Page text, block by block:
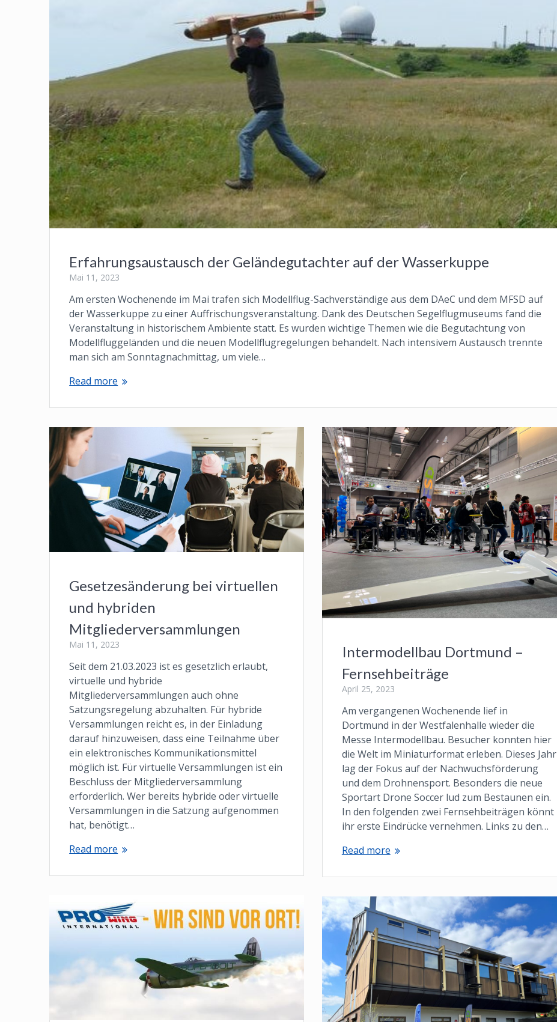
Erfahrungsaustausch der Geländegutachter auf der Wasserkuppe
Mai 11, 2023
Am ersten Wochenende im Mai trafen sich Modellflug-Sachverständige aus dem DAeC und dem MFSD auf
der Wasserkuppe zu einer Auffrischungsveranstaltung. Dank des Deutschen Segelflugmuseums fand die
Veranstaltung in historischem Ambiente statt. Es wurden wichtige Themen wie die Begutachtung von
Modellfluggeländen und die neuen Modellflugregelungen behandelt. Nach intensivem Austausch trennte
man sich am Sonntagnachmittag, um viele…
Read more
Gesetzesänderung bei virtuellen
und hybriden
Mitgliederversammlungen
Mai 11, 2023
Seit dem 21.03.2023 ist es gesetzlich erlaubt,
virtuelle und hybride
Mitgliederversammlungen auch ohne
Satzungsregelung abzuhalten. Für hybride
Versammlungen reicht es, in der Einladung
darauf hinzuweisen, dass eine Teilnahme über
ein elektronisches Kommunikationsmittel
möglich ist. Für virtuelle Versammlungen ist ein
Beschluss der Mitgliederversammlung
erforderlich. Wer bereits hybride oder virtuelle
Versammlungen in die Satzung aufgenommen
hat, benötigt…
Read more
Intermodellbau Dortmund –
Fernsehbeiträge
April 25, 2023
Am vergangenen Wochenende lief in
Dortmund in der Westfalenhalle wieder die
Messe Intermodellbau. Besucher konnten hier
die Welt im Miniaturformat erleben. Dieses Jahr
lag der Fokus auf der Nachwuchsförderung
und dem Drohnensport. Besonders die neue
Sportart Drone Soccer lud zum Bestaunen ein.
In den folgenden zwei Fernsehbeiträgen könnt
ihr erste Eindrücke vernehmen. Links zu den…
Read more